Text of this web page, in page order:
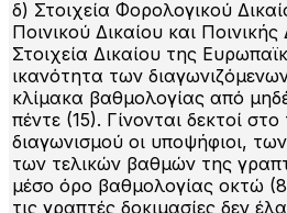
δ) Στοιχεία Φορολογικού
Ποινικού Δικαίου και
Στοιχεία Δικαίου της
ικανότητα των
κλίμακα βαθμολογίας από
πέντε (15). Γίνονται δεκτοί
διαγωνισμού οι υποψήφιοι,
των τελικών βαθμών της
μέσο όρο βαθμολογίας οκτώ
τις γραπτές δοκιμασίες δεν